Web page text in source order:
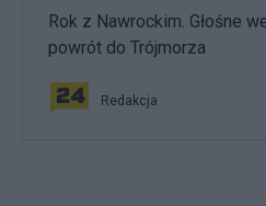
Rok z Nawrockim. Głośne
powrót do Trójmorza
Redakcja